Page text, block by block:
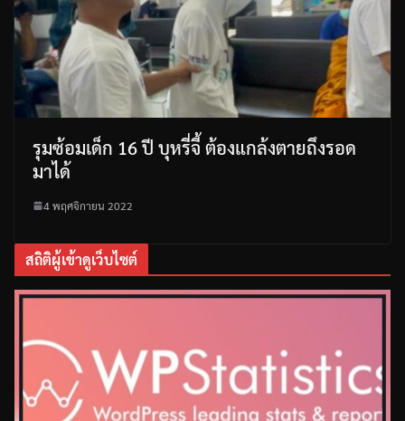
รุมซ้อมเด็ก 16 ปี บุหรี่จี้ ต้องแกล้งตายถึงรอด
มาได้
4 พฤศจิกายน 2022
สถิติผู้เข้าดูเว็บไซต์